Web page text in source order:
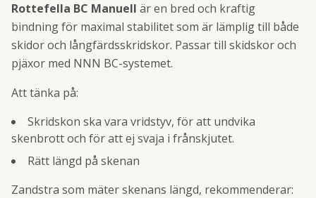
Rottefella BC Manuell är en bred och kraftig
bindning för maximal stabilitet som är lämplig till både
skidor och långfärdsskridskor. Passar till skidskor och
pjäxor med NNN BC-systemet.
Att tänka på:
Skridskon ska vara vridstyv, för att undvika
skenbrott och för att ej svaja i frånskjutet.
Rätt längd på skenan
Zandstra som mäter skenans längd, rekommenderar: